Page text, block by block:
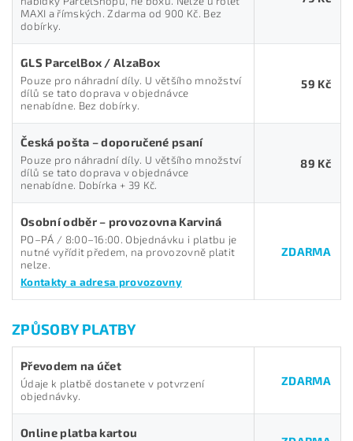
MAXI a římských. Zdarma od 900 Kč. Bez
dobírky.
GLS ParcelBox / AlzaBox
Pouze pro náhradní díly. U většího množství
dílů se tato doprava v objednávce
nenabídne. Bez dobírky.
59 Kč
Česká pošta – doporučené psaní
Pouze pro náhradní díly. U většího množství
dílů se tato doprava v objednávce
nenabídne. Dobírka + 39 Kč.
89 Kč
Osobní odběr – provozovna Karviná
PO–PÁ / 8:00–16:00. Objednávku i platbu je
nutné vyřídit předem, na provozovně platit
nelze.
Kontakty a adresa provozovny
ZDARMA
ZPŮSOBY PLATBY
Převodem na účet
Údaje k platbě dostanete v potvrzení
objednávky.
ZDARMA
Online platba kartou